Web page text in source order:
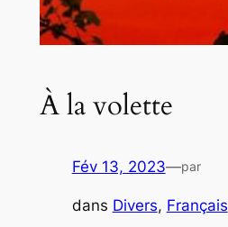
À la volette
Fév 13, 2023—par
dans Divers, Français